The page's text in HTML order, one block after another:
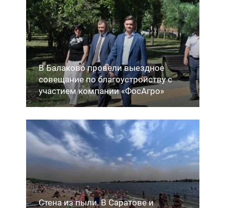
В Балаково провели выездное
совещание по благоустройству с
участием компании «ФосАгро»
Стена из пыли. В Саратове и